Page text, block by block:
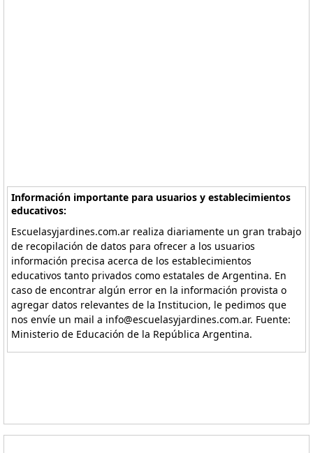
Información importante para usuarios y establecimientos
educativos:
Escuelasyjardines.com.ar realiza diariamente un gran trabajo
de recopilación de datos para ofrecer a los usuarios
información precisa acerca de los establecimientos
educativos tanto privados como estatales de Argentina. En
caso de encontrar algún error en la información provista o
agregar datos relevantes de la Institucion, le pedimos que
nos envíe un mail a info@escuelasyjardines.com.ar. Fuente:
Ministerio de Educación de la República Argentina.